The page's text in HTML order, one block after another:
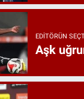
EDITÖRÜN
Aşk